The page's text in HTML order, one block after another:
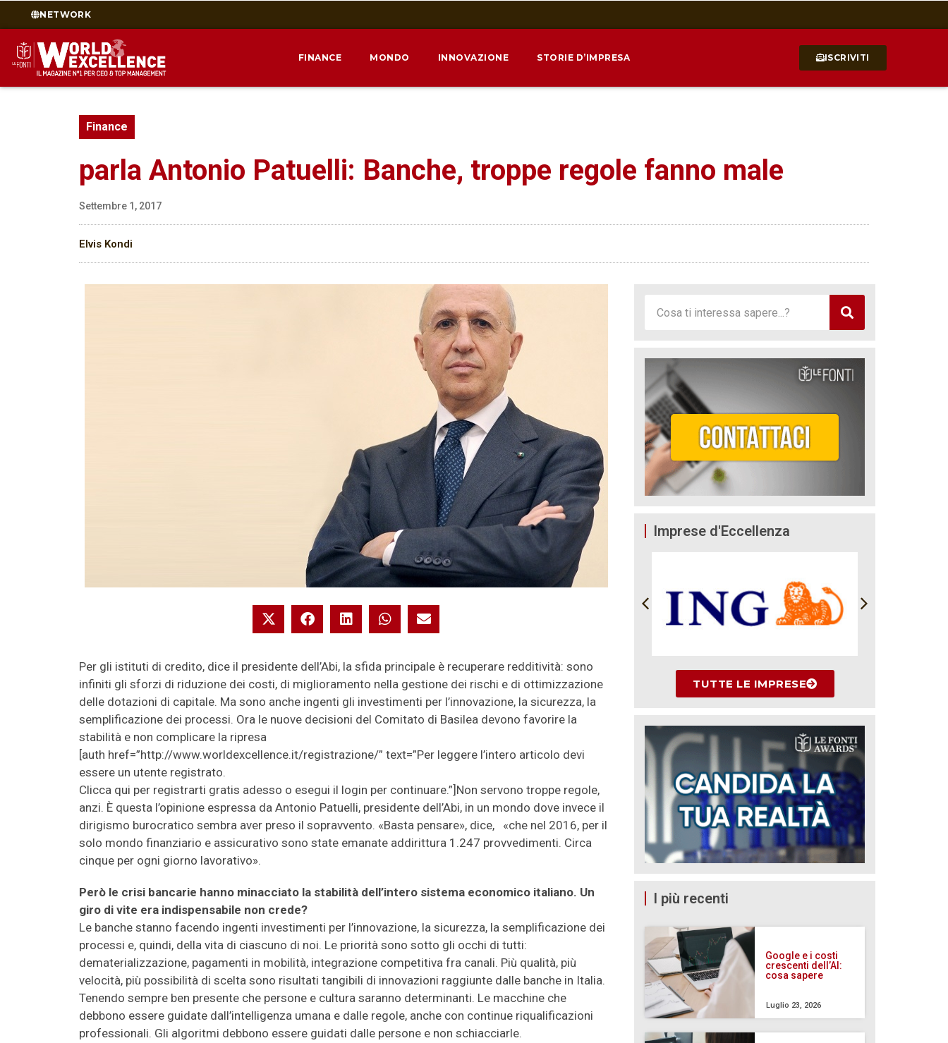
NETWORK
FINANCE MONDO INNOVAZIONE STORIE D’IMPRESA ISCRIVITI
Finance
parla Antonio Patuelli: Banche, troppe regole fanno male
Settembre 1, 2017
Elvis Kondi
Per gli istituti di credito, dice il presidente dell’Abi, la sfida principale è recuperare redditività: sono
infiniti gli sforzi di riduzione dei costi, di miglioramento nella gestione dei rischi e di ottimizzazione
delle dotazioni di capitale. Ma sono anche ingenti gli investimenti per l’innovazione, la sicurezza, la
semplificazione dei processi. Ora le nuove decisioni del Comitato di Basilea devono favorire la
stabilità e non complicare la ripresa
[auth href=”http://www.worldexcellence.it/registrazione/” text=”Per leggere l’intero articolo devi
essere un utente registrato.
Clicca qui per registrarti gratis adesso o esegui il login per continuare.”]Non servono troppe regole,
anzi. È questa l’opinione espressa da Antonio Patuelli, presidente dell’Abi, in un mondo dove invece il
dirigismo burocratico sembra aver preso il sopravvento. «Basta pensare», dice, «che nel 2016, per il
solo mondo finanziario e assicurativo sono state emanate addirittura 1.247 provvedimenti. Circa
cinque per ogni giorno lavorativo».
Però le crisi bancarie hanno minacciato la stabilità dell’intero sistema economico italiano. Un
giro di vite era indispensabile non crede?
Le banche stanno facendo ingenti investimenti per l’innovazione, la sicurezza, la semplificazione dei
processi e, quindi, della vita di ciascuno di noi. Le priorità sono sotto gli occhi di tutti:
dematerializzazione, pagamenti in mobilità, integrazione competitiva fra canali. Più qualità, più
velocità, più possibilità di scelta sono risultati tangibili di innovazioni raggiunte dalle banche in Italia.
Tenendo sempre ben presente che persone e cultura saranno determinanti. Le macchine che
debbono essere guidate dall’intelligenza umana e dalle regole, anche con continue riqualificazioni
professionali. Gli algoritmi debbono essere guidati dalle persone e non schiacciarle.
Imprese d'Eccellenza
TUTTE LE IMPRESE
I più recenti
Google e i costi
crescenti dell’AI:
cosa sapere
Luglio 23, 2026